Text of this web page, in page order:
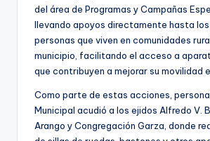
del área de Programas y Campañas
llevando apoyos directamente hasta
personas que viven en comunidades
municipio, facilitando el acceso a
que contribuyen a mejorar su movilidad
Como parte de estas acciones,
Municipal acudió a los ejidos Alfredo V.
Arango y Congregación Garza, donde